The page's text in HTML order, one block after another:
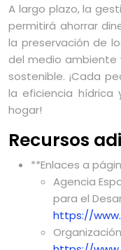
A largo plazo, la
permitirá ahorrar
la preservación de
del medio ambiente
sostenible. ¡Cada
la eficiencia
hogar!
Recursos
**Enlaces a
Agencia
para el
https://